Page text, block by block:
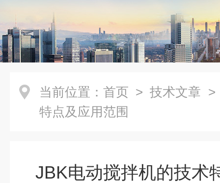
当前位置： 首页 > 技术文章 >
特点及应用范围
JBK电动搅拌机的技术